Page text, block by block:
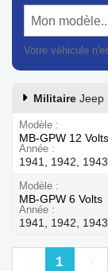
Mon
Votre véhicule
Militaire Jeep
Modèle
MB-GPW 12 Volts
Année
1941, 1942,
Modèle
MB-GPW 6 Volts
Année
1941, 1942,
Précédent
1